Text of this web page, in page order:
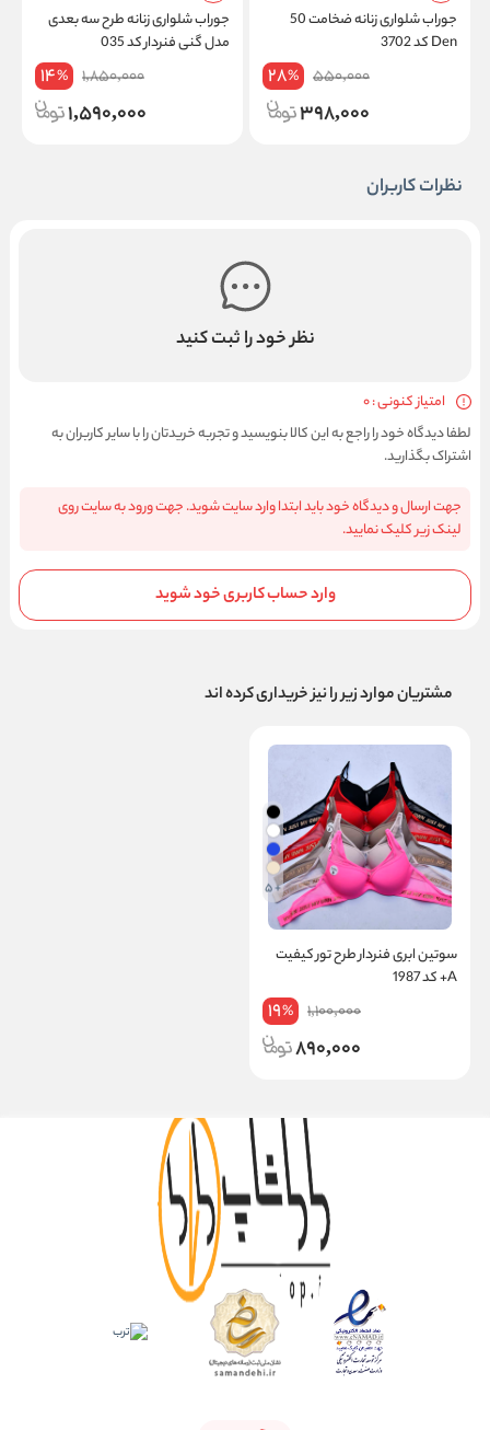
جوراب شلواری زنانه ضخامت 50
Den کد 3702
550,000
28%
398,000
جوراب شلواری زنانه طرح سه بعدی
مدل گنی فنردار کد 035
1,850,000
14%
1,590,000
نظرات کاربران
نظر خود را ثبت کنید
امتیاز کنونی : 0
لطفا دیدگاه خود را راجع به این کالا بنویسید و تجربه خریدتان را با سایر کاربران به
اشتراک بگذارید.
جهت ارسال و دیدگاه خود باید ابتدا وارد سایت شوید. جهت ورود به سایت روی
لینک زیر کلیک نمایید.
وارد حساب کاربری خود شوید
مشتریان موارد زیر را نیز خریداری کرده اند
+ 5
سوتین ابری فنردار طرح تور کیفیت
A+ کد 1987
1,100,000
19%
890,000